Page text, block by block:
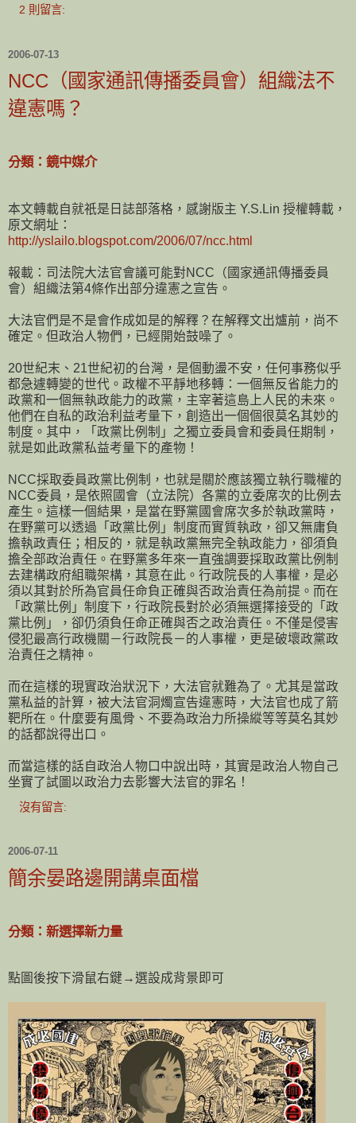
2 則留言:
2006-07-13
NCC（國家通訊傳播委員會）組織法不
違憲嗎？
分類：鏡中媒介
本文轉載自就祇是日誌部落格，感謝版主 Y.S.Lin 授權轉載，
原文網址：
http://yslailo.blogspot.com/2006/07/ncc.html
報載：司法院大法官會議可能對NCC（國家通訊傳播委員
會）組織法第4條作出部分違憲之宣告。
大法官們是不是會作成如是的解釋？在解釋文出爐前，尚不
確定。但政治人物們，已經開始鼓噪了。
20世紀末、21世紀初的台灣，是個動盪不安，任何事務似乎
都急遽轉變的世代。政權不平靜地移轉：一個無反省能力的
政黨和一個無執政能力的政黨，主宰著這島上人民的未來。
他們在自私的政治利益考量下，創造出一個個很莫名其妙的
制度。其中，「政黨比例制」之獨立委員會和委員任期制，
就是如此政黨私益考量下的產物！
NCC採取委員政黨比例制，也就是關於應該獨立執行職權的
NCC委員，是依照國會（立法院）各黨的立委席次的比例去
產生。這樣一個結果，是當在野黨國會席次多於執政黨時，
在野黨可以透過「政黨比例」制度而實質執政，卻又無庸負
擔執政責任；相反的，就是執政黨無完全執政能力，卻須負
擔全部政治責任。在野黨多年來一直強調要採取政黨比例制
去建構政府組職架構，其意在此。行政院長的人事權，是必
須以其對於所為官員任命負正確與否政治責任為前提。而在
「政黨比例」制度下，行政院長對於必須無選擇接受的「政
黨比例」，卻仍須負任命正確與否之政治責任。不僅是侵害
侵犯最高行政機關－行政院長－的人事權，更是破壞政黨政
治責任之精神。
而在這樣的現實政治狀況下，大法官就難為了。尤其是當政
黨私益的計算，被大法官洞燭宣告違憲時，大法官也成了箭
靶所在。什麼要有風骨、不要為政治力所操縱等等莫名其妙
的話都說得出口。
而當這樣的話自政治人物口中說出時，其實是政治人物自己
坐實了試圖以政治力去影響大法官的罪名！
沒有留言:
2006-07-11
簡余晏路邊開講桌面檔
分類：新選擇新力量
點圖後按下滑鼠右鍵→選設成背景即可